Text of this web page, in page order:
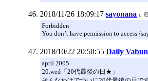
2018/11/26 18:09:17 sayonana
Forbidden
You don’t have permission to access /
2018/10/22 20:50:55 Daily
april 2005
20.wed「20代最後の日★」